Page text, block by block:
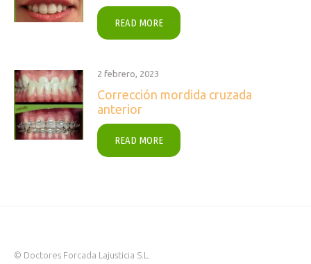
READ MORE
2 febrero, 2023
Corrección mordida cruzada
anterior
READ MORE
© Doctores Forcada Lajusticia S.L.